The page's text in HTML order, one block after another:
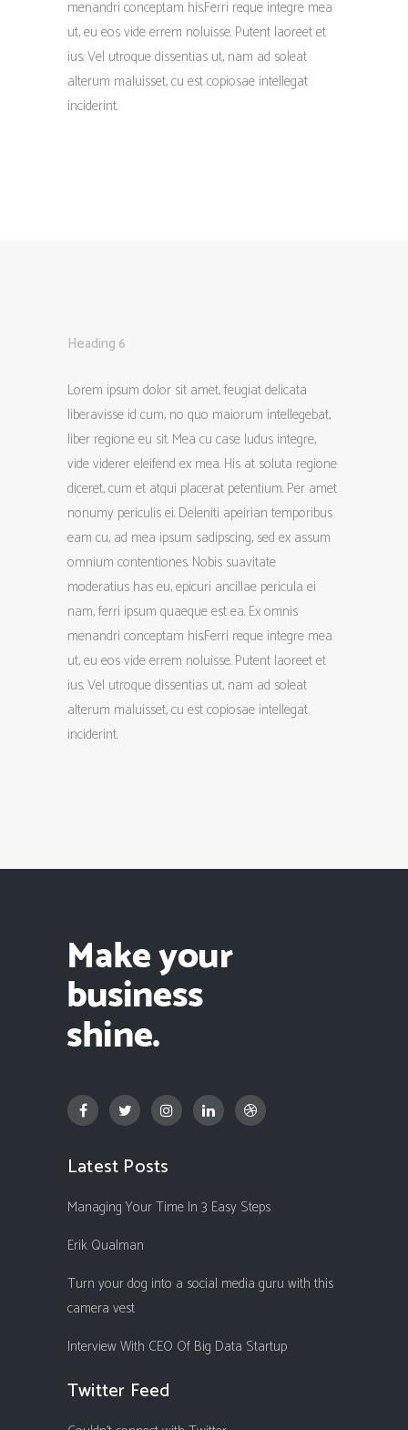
menandri conceptam his.Ferri reque integre mea
ut, eu eos vide errem noluisse. Putent laoreet et
ius. Vel utroque dissentias ut, nam ad soleat
alterum maluisset, cu est copiosae intellegat
inciderint.
Heading 6
Lorem ipsum dolor sit amet, feugiat delicata
liberavisse id cum, no quo maiorum intellegebat,
liber regione eu sit. Mea cu case ludus integre,
vide viderer eleifend ex mea. His at soluta regione
diceret, cum et atqui placerat petentium. Per amet
nonumy periculis ei. Deleniti apeirian temporibus
eam cu, ad mea ipsum sadipscing, sed ex assum
omnium contentiones. Nobis suavitate
moderatius has eu, epicuri ancillae pericula ei
nam, ferri ipsum quaeque est ea. Ex omnis
menandri conceptam his.Ferri reque integre mea
ut, eu eos vide errem noluisse. Putent laoreet et
ius. Vel utroque dissentias ut, nam ad soleat
alterum maluisset, cu est copiosae intellegat
inciderint.
Latest Posts
Managing Your Time In 3 Easy Steps
Erik Qualman
Turn your dog into a social media guru with this
camera vest
Interview With CEO Of Big Data Startup
Twitter Feed